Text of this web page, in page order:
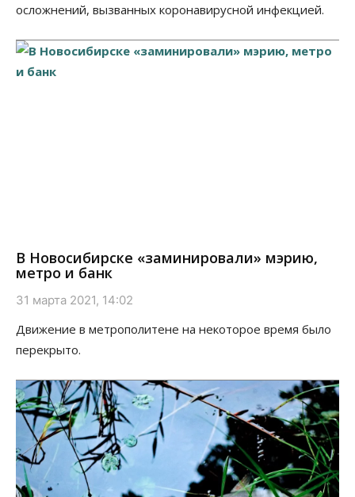
осложнений, вызванных коронавирусной инфекцией.
В Новосибирске «заминировали» мэрию,
метро и банк
31 марта 2021, 14:02
Движение в метрополитене на некоторое время было
перекрыто.